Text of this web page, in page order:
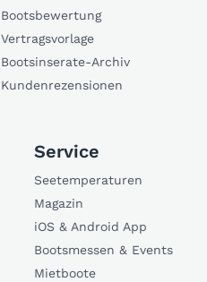
Bootsbewertung
Vertragsvorlage
Bootsinserate-Archiv
Kundenrezensionen
Service
Seetemperaturen
Magazin
iOS & Android App
Bootsmessen & Events
Mietboote